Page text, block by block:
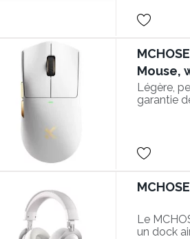
Mouse,
Légère,
garantie
Le
un dock